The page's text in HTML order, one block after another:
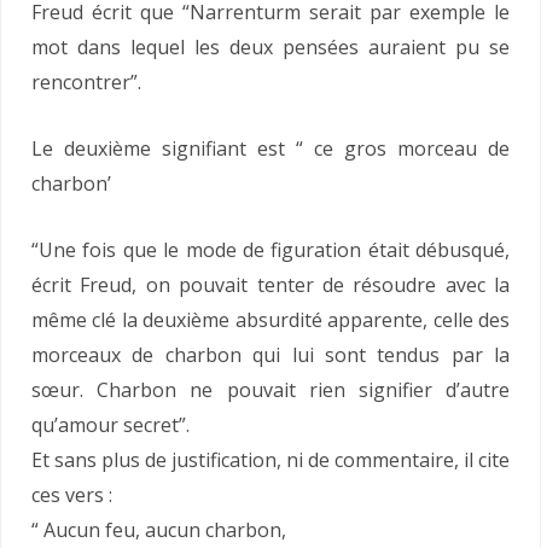
Freud écrit que “Narrenturm serait par exemple le
mot dans lequel les deux pensées auraient pu se
rencontrer”.
Le deuxième signifiant est “ ce gros morceau de
charbon’
“Une fois que le mode de figuration était débusqué,
écrit Freud, on pouvait tenter de résoudre avec la
même clé la deuxième absurdité apparente, celle des
morceaux de charbon qui lui sont tendus par la
sœur. Charbon ne pouvait rien signifier d’autre
qu’amour secret”.
Et sans plus de justification, ni de commentaire, il cite
ces vers :
“ Aucun feu, aucun charbon,